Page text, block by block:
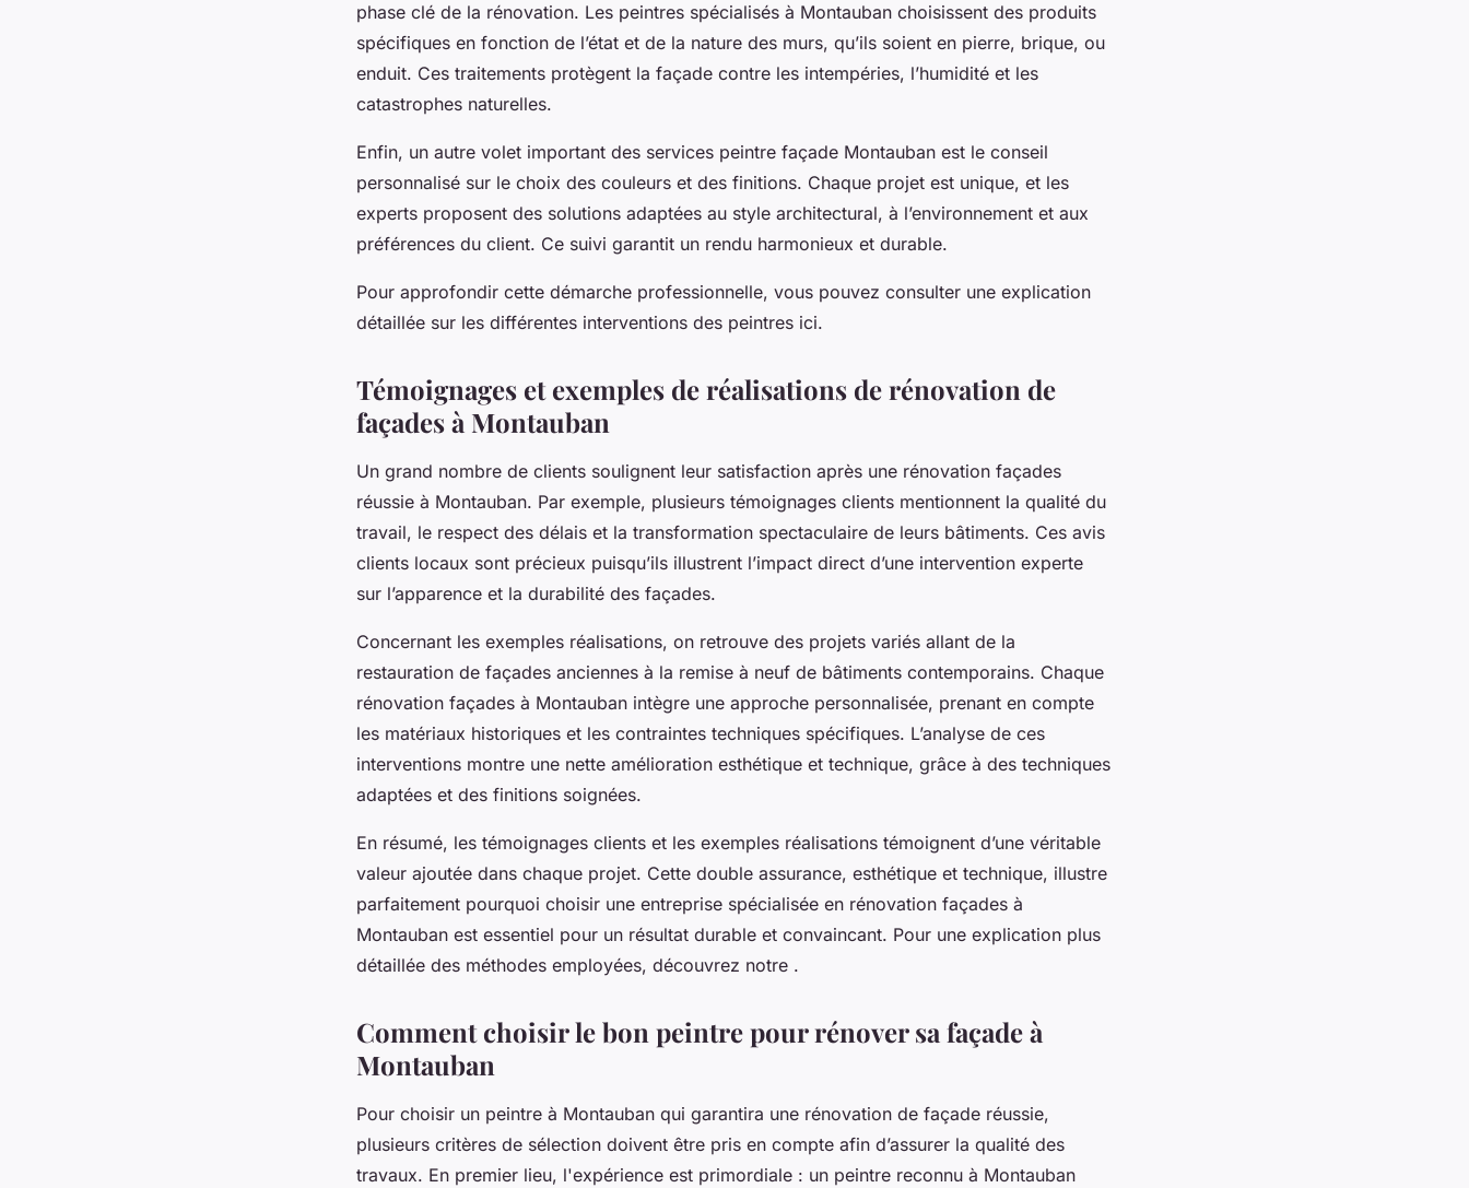
phase clé de la rénovation. Les peintres spécialisés à Montauban choisissent des produits
spécifiques en fonction de l’état et de la nature des murs, qu’ils soient en pierre, brique, ou
enduit. Ces traitements protègent la façade contre les intempéries, l’humidité et les
catastrophes naturelles.
Enfin, un autre volet important des services peintre façade Montauban est le conseil
personnalisé sur le choix des couleurs et des finitions. Chaque projet est unique, et les
experts proposent des solutions adaptées au style architectural, à l’environnement et aux
préférences du client. Ce suivi garantit un rendu harmonieux et durable.
Pour approfondir cette démarche professionnelle, vous pouvez consulter une explication
détaillée sur les différentes interventions des peintres ici.
Témoignages et exemples de réalisations de rénovation de
façades à Montauban
Un grand nombre de clients soulignent leur satisfaction après une rénovation façades
réussie à Montauban. Par exemple, plusieurs témoignages clients mentionnent la qualité du
travail, le respect des délais et la transformation spectaculaire de leurs bâtiments. Ces avis
clients locaux sont précieux puisqu’ils illustrent l’impact direct d’une intervention experte
sur l’apparence et la durabilité des façades.
Concernant les exemples réalisations, on retrouve des projets variés allant de la
restauration de façades anciennes à la remise à neuf de bâtiments contemporains. Chaque
rénovation façades à Montauban intègre une approche personnalisée, prenant en compte
les matériaux historiques et les contraintes techniques spécifiques. L’analyse de ces
interventions montre une nette amélioration esthétique et technique, grâce à des techniques
adaptées et des finitions soignées.
En résumé, les témoignages clients et les exemples réalisations témoignent d’une véritable
valeur ajoutée dans chaque projet. Cette double assurance, esthétique et technique, illustre
parfaitement pourquoi choisir une entreprise spécialisée en rénovation façades à
Montauban est essentiel pour un résultat durable et convaincant. Pour une explication plus
détaillée des méthodes employées, découvrez notre .
Comment choisir le bon peintre pour rénover sa façade à
Montauban
Pour choisir un peintre à Montauban qui garantira une rénovation de façade réussie,
plusieurs critères de sélection doivent être pris en compte afin d’assurer la qualité des
travaux. En premier lieu, l'expérience est primordiale : un peintre reconnu à Montauban